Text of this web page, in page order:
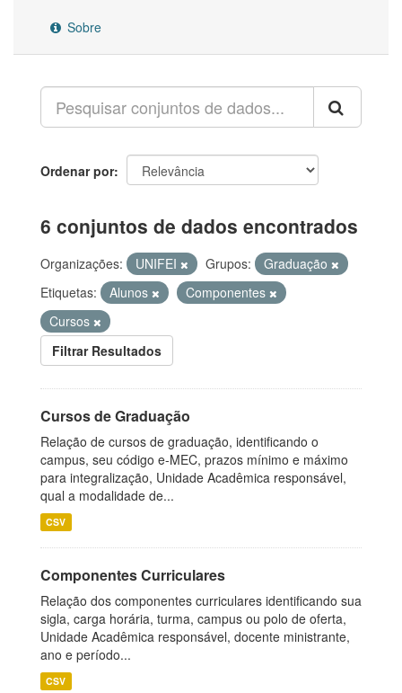
Sobre
Ordenar por
6 conjuntos de dados encontrados
Organizações: UNIFEI Grupos:
Graduação
Etiquetas:
Alunos
Componentes
Cursos
Filtrar Resultados
Cursos de Graduação
Relação de cursos de graduação, identificando o
campus, seu código e-MEC, prazos mínimo e máximo
para integralização, Unidade Acadêmica responsável,
qual a modalidade de...
CSV
Componentes Curriculares
Relação dos componentes curriculares identificando sua
sigla, carga horária, turma, campus ou polo de oferta,
Unidade Acadêmica responsável, docente ministrante,
ano e período...
CSV